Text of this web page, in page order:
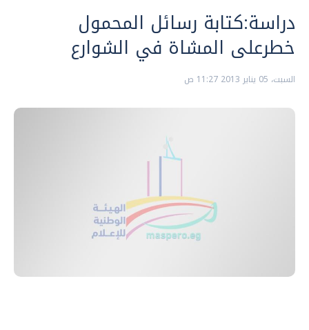
دراسة:كتابة رسائل المحمول
خطرعلى المشاة في الشوارع
السبت، 05 يناير 2013 11:27 ص